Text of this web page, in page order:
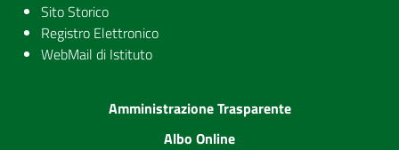
Sito Storico
Registro Elettronico
WebMail di Istituto
Amministrazione Trasparente
Albo Online